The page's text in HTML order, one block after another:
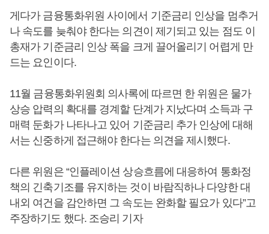
게다가 금융통화위원 사이에서 기준금리 인상을 멈추거
나 속도를 늦춰야 한다는 의견이 제기되고 있는 점도 이
총재가 기준금리 인상 폭을 크게 끌어올리기 어렵게 만
드는 요인이다.
11월 금융통화위원회 의사록에 따르면 한 위원은 물가
상승 압력의 확대를 경계할 단계가 지났다며 소득과 구
매력 둔화가 나타나고 있어 기준금리 추가 인상에 대해
서는 신중하게 접근해야 한다는 의견을 제시했다.
다른 위원은 “인플레이션 상승흐름에 대응하여 통화정
책의 긴축기조를 유지하는 것이 바람직하나 다양한 대
내외 여건을 감안하면 그 속도는 완화할 필요가 있다”고
주장하기도 했다. 조승리 기자